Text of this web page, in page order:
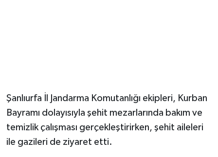
Şanlıurfa İl Jandarma Komutanlığı ekipleri, Kurban
Bayramı dolayısıyla şehit mezarlarında bakım ve
temizlik çalışması gerçekleştirirken, şehit aileleri
ile gazileri de ziyaret etti.